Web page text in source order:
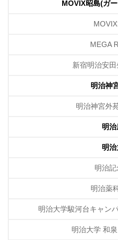
MOVIX昭島(ガ
MEGA
新宿明治安
明治神
明治神宮外
明治
明治
明治
明治薬
明治大学駿河台キャン
明治大学 和